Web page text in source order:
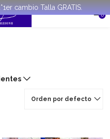
cambio Talla GRATIS.
0
Orden por defecto